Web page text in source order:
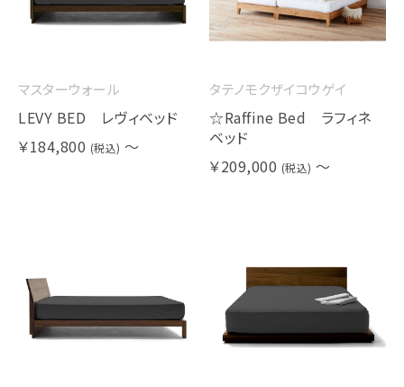
マスターウォール
LEVY BED レヴィベッド
￥184,800 (税込) ～
タテノモクザイコウゲイ
☆Raffine Bed ラフィネ
ベッド
￥209,000 (税込) ～